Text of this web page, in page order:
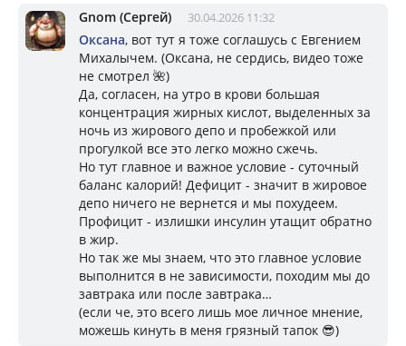
Gnom (Сергей) 30.04.2026 11:32
Оксана, вот тут я тоже соглашусь с Евгением
Михалычем. (Оксана, не сердись, видео тоже
не смотрел 🌺)
Да, согласен, на утро в крови большая
концентрация жирных кислот, выделенных за
ночь из жирового депо и пробежкой или
прогулкой все это легко можно сжечь.
Но тут главное и важное условие - суточный
баланс калорий! Дефицит - значит в жировое
депо ничего не вернется и мы похудеем.
Профицит - излишки инсулин утащит обратно
в жир.
Но так же мы знаем, что это главное условие
выполнится в не зависимости, походим мы до
завтрака или после завтрака…
(если че, это всего лишь мое личное мнение,
можешь кинуть в меня грязный тапок 😎)